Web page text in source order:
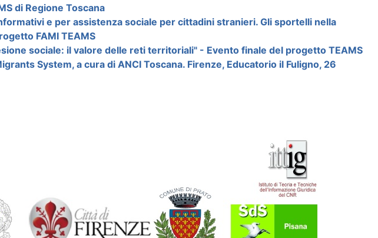
di Regione Toscana
e per assistenza sociale per cittadini stranieri. Gli sportelli nella
FAMI TEAMS
sociale: il valore delle reti territoriali" - Evento finale del progetto TEAMS
System, a cura di ANCI Toscana. Firenze, Educatorio il Fuligno, 26